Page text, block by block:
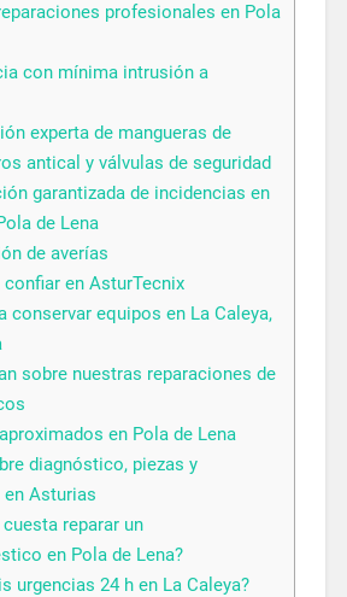
profesionales en Pola
con mínima intrusión a
experta de mangueras de
antical y válvulas de seguridad
garantizada de incidencias en
de Lena
de averías
confiar en AsturTecnix
conservar equipos en La Caleya,
sobre nuestras reparaciones de
en Pola de Lena
diagnóstico, piezas y
Asturias
reparar un
en Pola de Lena?
urgencias 24 h en La Caleya?